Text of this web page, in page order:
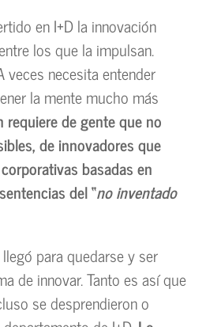
en I+D la innovación
los que la impulsan.
veces necesita entender
la mente mucho más
requiere de gente que no
de innovadores que
basadas en
del “no inventado
para quedarse y ser
de innovar. Tanto es así que
se desprendieron o